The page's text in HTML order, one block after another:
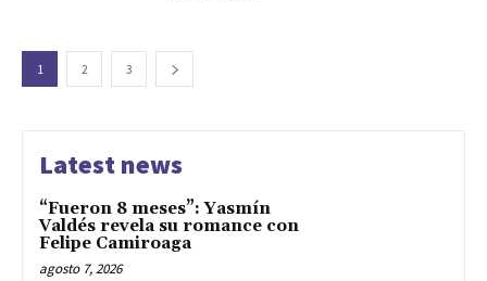
1 2 3
Latest news
“Fueron 8 meses”: Yasmín
Valdés revela su romance con
Felipe Camiroaga
agosto 7, 2026